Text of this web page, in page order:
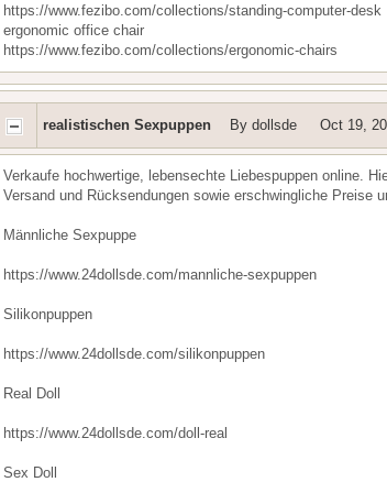
https://www.fezibo.com/collections/standing-computer-desk
ergonomic office chair
https://www.fezibo.com/collections/ergonomic-chairs
realistischen Sexpuppen By dollsde Oct 19,
Verkaufe hochwertige, lebensechte Liebespuppen online.
Versand und Rücksendungen sowie erschwingliche Preise
Männliche Sexpuppe
https://www.24dollsde.com/mannliche-sexpuppen
Silikonpuppen
https://www.24dollsde.com/silikonpuppen
Real Doll
https://www.24dollsde.com/doll-real
Sex Doll